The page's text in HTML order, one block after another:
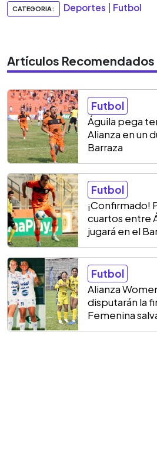
CATEGORIA: Deportes Futbol
Artículos Recomendados
Futbol
Águila pega
Alianza en un
Barraza
Futbol
¡Confirmado!
cuartos entre
jugará en el
Futbol
Alianza
disputarán la
Femenina